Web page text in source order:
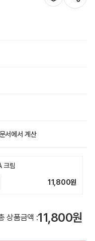
서에서 계산
크림
11,800원
상품금액 :11,800원